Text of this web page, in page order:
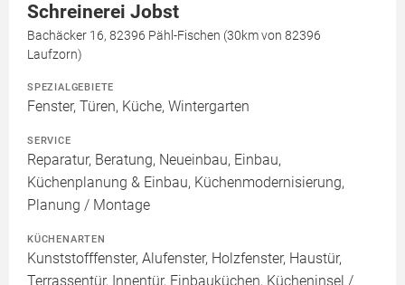
Schreinerei Jobst
Bachäcker 16, 82396 Pähl-Fischen (30km von 82396
Laufzorn)
SPEZIALGEBIETE
Fenster, Türen, Küche, Wintergarten
SERVICE
Reparatur, Beratung, Neueinbau, Einbau,
Küchenplanung & Einbau, Küchenmodernisierung,
Planung / Montage
KÜCHENARTEN
Kunststofffenster, Alufenster, Holzfenster, Haustür,
Terrassentür, Innentür, Einbauküchen, Kücheninsel /